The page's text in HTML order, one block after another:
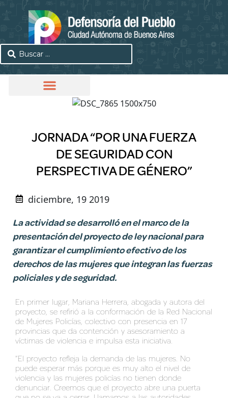
JORNADA “POR UNA FUERZA
DE SEGURIDAD CON
PERSPECTIVA DE GÉNERO”
diciembre, 19 2019
La actividad se desarrolló en el marco de la
presentación del proyecto de ley nacional para
garantizar el cumplimiento efectivo de los
derechos de las mujeres que integran las fuerzas
policiales y de seguridad.
En primer lugar, Mariana Herrera, abogada y autora del
proyecto, se refirió a la conformación de la Red Nacional
de Mujeres Policías, colectivo con presencia en 17
provincias que da contención y asesoramiento a
víctimas de violencia e impulsa esta iniciativa.
“El proyecto refleja la demanda de las mujeres. No
puede esperar más porque es muy alto el nivel de
violencia y las mujeres policías no tienen donde
denunciar. Creemos que el proyecto abre una puerta